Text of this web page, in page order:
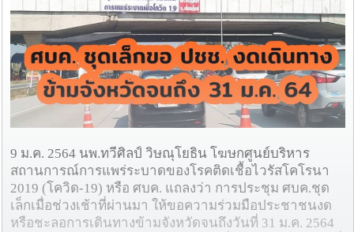
9 ม.ค. 2564 นพ.ทวีศิลป์ วิษณุโยธิน โฆษกศูนย์บริหาร
สถานการณ์การแพร่ระบาดของโรคติดเชื้อไวรัสโคโรนา
2019 (โควิด-19) หรือ ศบค. แถลงว่า การประชุม ศบค.ชุด
เล็กเมื่อช่วงเช้าที่ผ่านมา ให้ขอความร่วมมือประชาชนงด
หรือชะลอการเดินทางข้ามจังหวัดจนถึงวันที่ 31 ม.ค. 2564